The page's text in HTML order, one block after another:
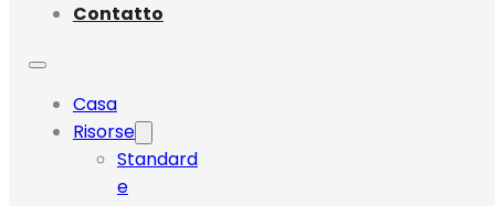
Contatto
Casa
Risorse
Standard
e